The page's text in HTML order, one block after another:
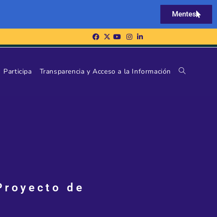
Mentes
Participa Transparencia y Acceso a la Información
de